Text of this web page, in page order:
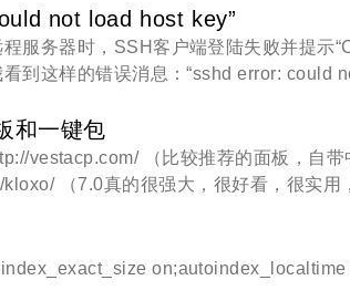
改远程电脑上的工作目录。FTP> get 使
remote-file [local-file]FTP >lcd 更改本
ftp命令参数的目录。格式：lcd
删除远程电脑上的文档。格式：
远程文档。FTP >mdir
not load host key”
服务器时，SSH客户端登陆失败并提示
到这样的错误消息：“sshd error: could
错误？该SSH连接错误的详细症状如下
有看见登录屏幕，你的SSH连接就立即
服务器方面：在系统日志中，你看到
。Oct 16 08:59:45 openstack
16 08:59:45 openstack
和一键包
vestacp.com/ （比较推荐的面板，自
（7.0真的很强大，很好看，很实用
virtualmin.html （很稳定，很安全，自
3-Debian-Installer （官网没看懂这是
用，自带中文）EasySCP：http://
：http://ajenti.org/ （轻量级，类似
on;autoindex_localtime